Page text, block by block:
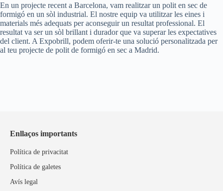
En un projecte recent a Barcelona, vam realitzar un polit en sec de
formigó en un sòl industrial. El nostre equip va utilitzar les eines i
materials més adequats per aconseguir un resultat professional. El
resultat va ser un sòl brillant i durador que va superar les expectatives
del client. A Expobrill, podem oferir-te una solució personalitzada per
al teu projecte de polit de formigó en sec a Madrid.
Enllaços importants
Política de privacitat
Política de galetes
Avís legal